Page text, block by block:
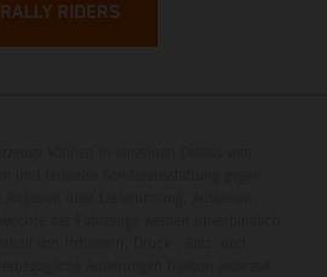
RALLY RIDERS